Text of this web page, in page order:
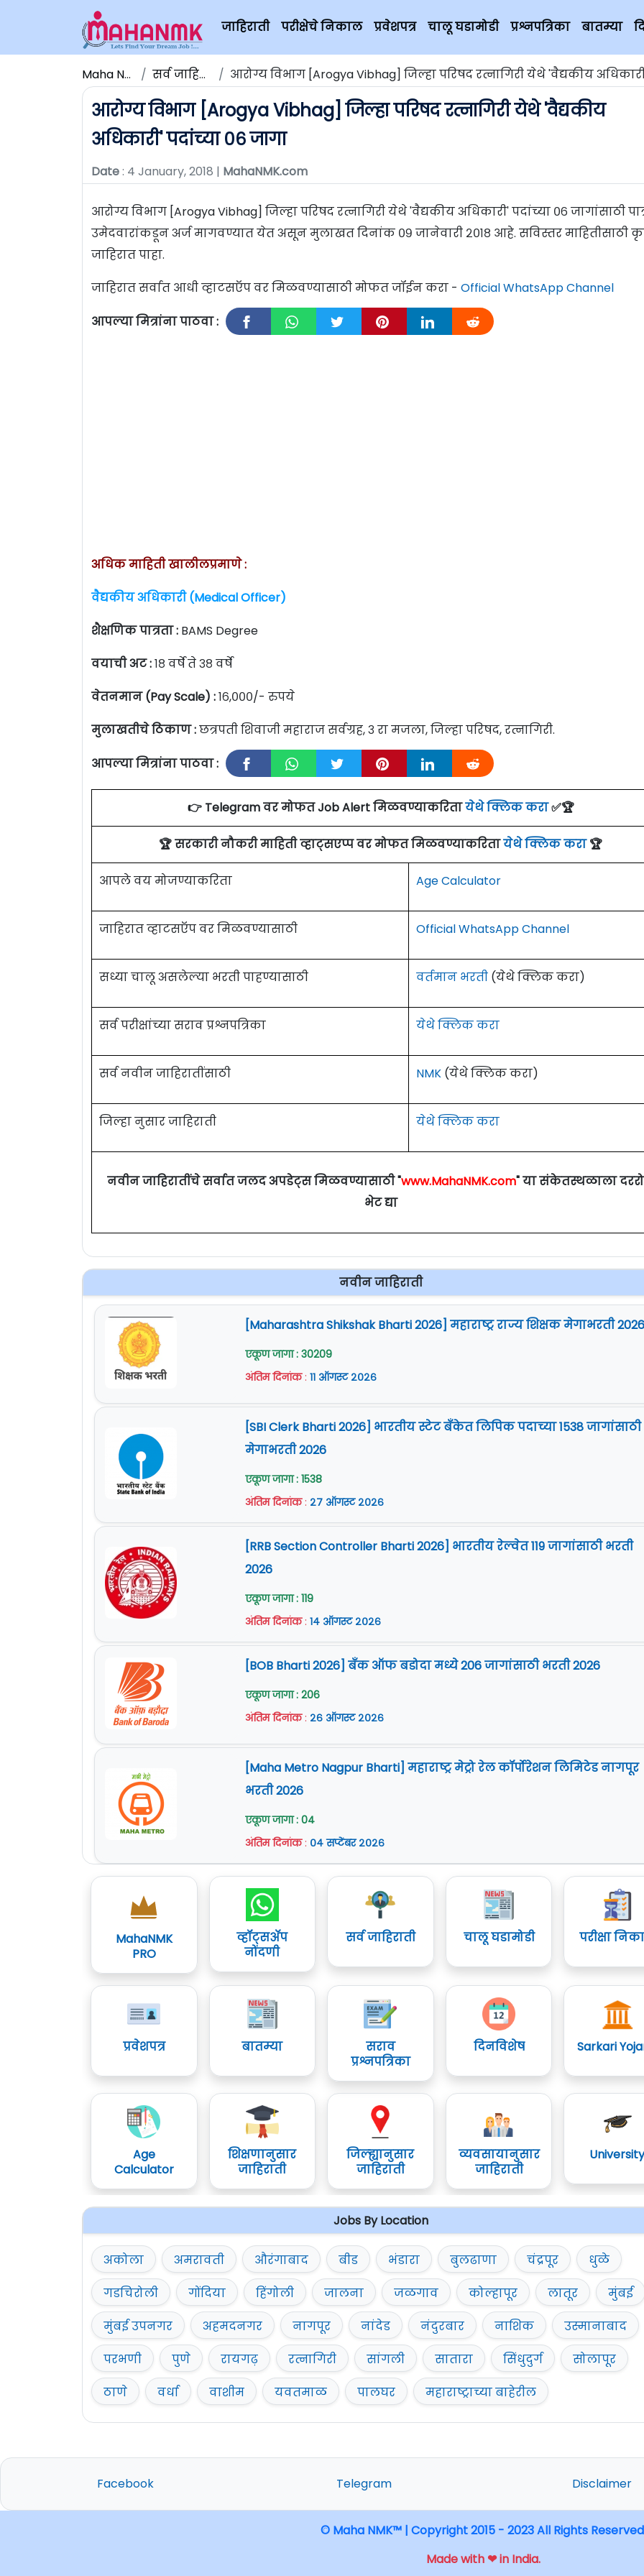
जाहिराती परीक्षेचे निकाल प्रवेशपत्र चालू घडामोडी प्रश्नपत्रिका बातम्या
Maha NMK सर्व जाहिराती आरोग्य विभाग [Arogya Vibhag] जिल्हा परिषद रत्नागिरी येथे 'वैद्यकीय अधिकारी' पदांच्या
आरोग्य विभाग [Arogya Vibhag] जिल्हा परिषद रत्नागिरी येथे 'वैद्यकीय
अधिकारी' पदांच्या ०६ जागा
Date: 4 January, 2018 | MahaNMK.com
आरोग्य विभाग [Arogya Vibhag] जिल्हा परिषद रत्नागिरी येथे 'वैद्यकीय अधिकारी' पदांच्या ०६ जागांसाठी
उमेदवारांकडून अर्ज मागवण्यात येत असून मुलाखत दिनांक ०९ जानेवारी २०१८ आहे. सविस्तर माहितीसाठी
जाहिरात पाहा.
जाहिरात सर्वात आधी व्हाटसऍप वर मिळवण्यासाठी मोफत जॉईन करा - Official WhatsApp Channel
आपल्या मित्रांना पाठवा :
अधिक माहिती खालीलप्रमाणे :
वैद्यकीय अधिकारी (Medical Officer)
शैक्षणिक पात्रता : BAMS Degree
वयाची अट :१८ वर्षे ते ३८ वर्षे
वेतनमान (Pay Scale) :१६,०००/- रुपये
मुलाखतीचे ठिकाण :छत्रपती शिवाजी महाराज सर्वग्रह, ३ रा मजला, जिल्हा परिषद, रत्नागिरी.
आपल्या मित्रांना पाठवा :
👉 Telegram वर मोफत Job Alert मिळवण्याकरितायेथे क्लिक करा✅🏆
🏆 सरकारी नौकरी माहिती व्हाट्सएप्प वर मोफत मिळवण्याकरितायेथे क्लिक करा🏆
आपले वय मोजण्याकरिता Age Calculator
जाहिरात व्हाटसऍप वर मिळवण्यासाठी Official WhatsApp Channel
सध्या चालू असलेल्या भरती पाहण्यासाठी वर्तमान भरती (येथे क्लिक करा)
सर्व परीक्षांच्या सराव प्रश्नपत्रिका येथे क्लिक करा
सर्व नवीन जाहिरातींसाठी NMK (येथे क्लिक करा)
जिल्हा नुसार जाहिराती येथे क्लिक करा
नवीन जाहिरातींचे सर्वात जलद अपडेट्स मिळवण्यासाठी "www.MahaNMK.com" या संकेतस्थळाला
भेट द्या
नवीन जाहिराती
[Maharashtra Shikshak Bharti 2026] महाराष्ट्र राज्य शिक्षक मेगाभरती 2026
एकूण जागा : 30209
अंतिम दिनांक: ११ ऑगस्ट २०२६
[SBI Clerk Bharti 2026] भारतीय स्टेट बँकेत लिपिक पदाच्या 1538 जागांसाठी
मेगाभरती 2026
एकूण जागा : 1538
अंतिम दिनांक: २७ ऑगस्ट २०२६
[RRB Section Controller Bharti 2026] भारतीय रेल्वेत 119 जागांसाठी भरती
2026
एकूण जागा : 119
अंतिम दिनांक: १४ ऑगस्ट २०२६
[BOB Bharti 2026] बँक ऑफ बडोदा मध्ये 206 जागांसाठी भरती 2026
एकूण जागा : 206
अंतिम दिनांक: २६ ऑगस्ट २०२६
[Maha Metro Nagpur Bharti] महाराष्ट्र मेट्रो रेल कॉर्पोरेशन लिमिटेड नागपूर
भरती 2026
एकूण जागा : 04
अंतिम दिनांक: ०४ सप्टेंबर २०२६
MahaNMK
PRO
व्हॉट्सॲप
नोंदणी
सर्व जाहिराती चालू घडामोडी परीक्षा
प्रवेशपत्र बातम्या
सराव
प्रश्नपत्रिका
दिनविशेष Sarkari
Age
Calculator
शिक्षणानुसार
जाहिराती
जिल्ह्यानुसार
जाहिराती
व्यवसायानुसार
जाहिराती
Jobs By Location
अकोला अमरावती औरंगाबाद बीड भंडारा बुलढाणा चंद्रपूर
धुळे
गडचिरोली
गोंदिया हिंगोली जालना जळगाव कोल्हापूर लातूर
मुंबई
मुंबई उपनगर
अहमदनगर नागपूर नांदेड नंदुरबार नाशिक
उस्मानाबाद
परभणी
पुणे रायगढ़ रत्नागिरी सांगली सातारा सिंधुदुर्ग
सोलापूर
ठाणे
वर्धा वाशीम यवतमाळ पालघर महाराष्ट्राच्या बाहेरील
Facebook Telegram Disclaimer
© Maha NMK™ | Copyright 2015 - 2023 All Rights
Made with ❤ in India.